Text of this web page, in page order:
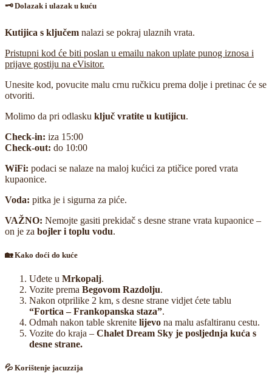
🗝️ Dolazak i ulazak u kuću
Kutijica s ključem nalazi se pokraj ulaznih vrata.
Pristupni kod će biti poslan u emailu nakon uplate punog iznosa i
prijave gostiju na eVisitor.
Unesite kod, povucite malu crnu ručkicu prema dolje i pretinac će se
otvoriti.
Molimo da pri odlasku ključ vratite u kutijicu.
Check-in: iza 15:00
Check-out: do 10:00
WiFi: podaci se nalaze na maloj kućici za ptičice pored vrata
kupaonice.
Voda: pitka je i sigurna za piće.
VAŽNO: Nemojte gasiti prekidač s desne strane vrata kupaonice –
on je za bojler i toplu vodu.
🏡 Kako doći do kuće
Uđete u Mrkopalj.
Vozite prema Begovom Razdolju.
Nakon otprilike 2 km, s desne strane vidjet ćete tablu
“Fortica – Frankopanska staza”.
Odmah nakon table skrenite lijevo na malu asfaltiranu cestu.
Vozite do kraja – Chalet Dream Sky je posljednja kuća s
desne strane.
💦 Korištenje jacuzzija